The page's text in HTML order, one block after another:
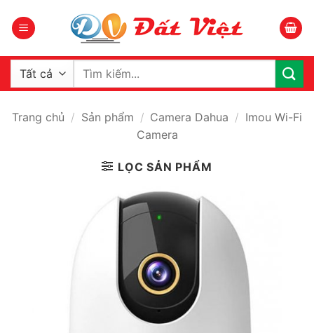
qua
dung
Tìm
Trang chủ / Sản phẩm / Camera Dahua / Imou Wi-Fi
Camera
LỌC SẢN PHẨM